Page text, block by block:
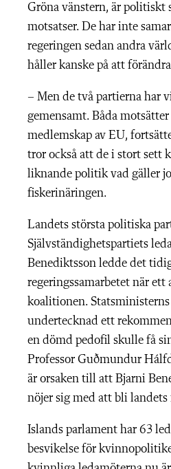
Gröna vänstern, är politiskt
motsatser. De har inte
regeringen sedan andra
håller kanske på att
– Men de två partierna har
gemensamt. Båda
medlemskap av EU,
tror också att de i stort sett
liknande politik vad gäller
fiskerinäringen.
Landets största politiska
Självständighetspartiets
Benediktsson ledde det
regeringssamarbetet när ett
koalitionen. Statsministerns
undertecknad ett
en dömd pedofil skulle få
Professor Guðmundur
är orsaken till att Bjarni
nöjer sig med att bli
Islands parlament har 63
besvikelse för